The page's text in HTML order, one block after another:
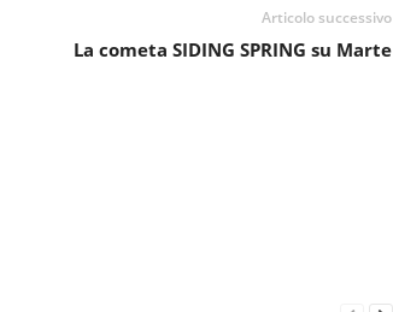
Articolo successivo
La cometa SIDING SPRING su Marte